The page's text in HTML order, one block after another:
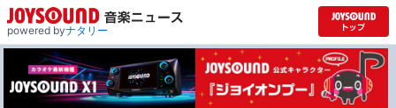
powered byナタリー